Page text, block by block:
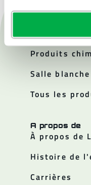
Produits
Salle blanche
Tous les
A propos de
À propos de
Histoire de
Carrières